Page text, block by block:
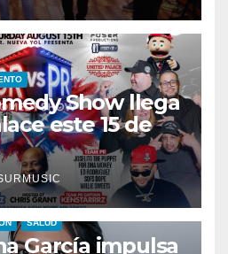
Show llega
este 15 de
SALUD
García impulsa